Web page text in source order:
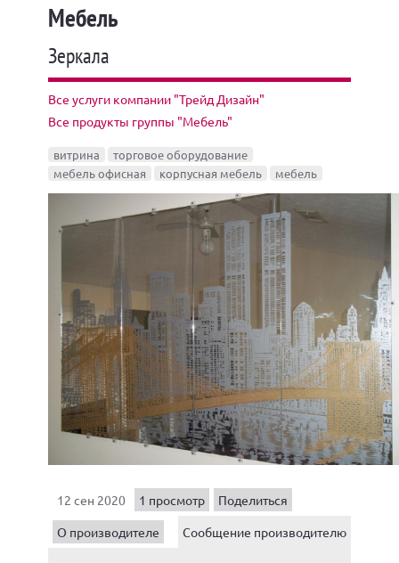
Мебель
Зеркала
Все услуги компании "Трейд Дизайн"
Все продукты группы "Мебель"
витрина
торговое оборудование
мебель офисная
корпусная мебель мебель
12 сен 2020 1 просмотр
Поделиться
О производителе
Сообщение производителю